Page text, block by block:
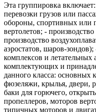
Эта группировка
перевозки грузов или
обороны, спортивных или
вертолетов; -
производство
аэростатов, шаров-
комплексов и летательных
комплектующих и
данного класса: основных
фюзеляжи, крылья, двери,
баки для горючего,
пропеллеров, моторов
типичных моторов и